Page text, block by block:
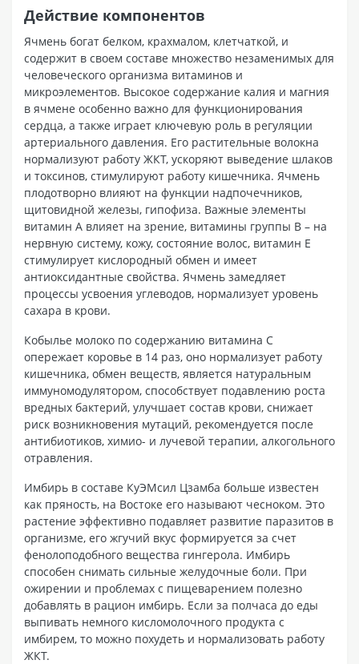
Действие компонентов
Ячмень богат белком, крахмалом, клетчаткой, и
содержит в своем составе множество незаменимых для
человеческого организма витаминов и
микроэлементов. Высокое содержание калия и магния
в ячмене особенно важно для функционирования
сердца, а также играет ключевую роль в регуляции
артериального давления. Его растительные волокна
нормализуют работу ЖКТ, ускоряют выведение шлаков
и токсинов, стимулируют работу кишечника. Ячмень
плодотворно влияют на функции надпочечников,
щитовидной железы, гипофиза. Важные элементы
витамин A влияет на зрение, витамины группы B – на
нервную систему, кожу, состояние волос, витамин E
стимулирует кислородный обмен и имеет
антиоксидантные свойства. Ячмень замедляет
процессы усвоения углеводов, нормализует уровень
сахара в крови.
Кобылье молоко по содержанию витамина С
опережает коровье в 14 раз, оно нормализует работу
кишечника, обмен веществ, является натуральным
иммуномодулятором, способствует подавлению роста
вредных бактерий, улучшает состав крови, снижает
риск возникновения мутаций, рекомендуется после
антибиотиков, химио- и лучевой терапии, алкогольного
отравления.
Имбирь в составе КуЭМсил Цзамба больше известен
как пряность, на Востоке его называют чесноком. Это
растение эффективно подавляет развитие паразитов в
организме, его жгучий вкус формируется за счет
фенолоподобного вещества гингерола. Имбирь
способен снимать сильные желудочные боли. При
ожирении и проблемах с пищеварением полезно
добавлять в рацион имбирь. Если за полчаса до еды
выпивать немного кисломолочного продукта с
имбирем, то можно похудеть и нормализовать работу
ЖКТ.